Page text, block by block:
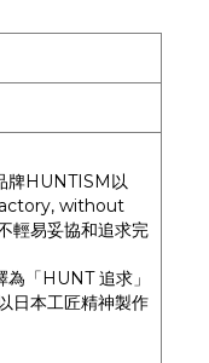
牌HUNTISM以
without
易妥協和追求完
「HUNT 追求」
日本工匠精神製作